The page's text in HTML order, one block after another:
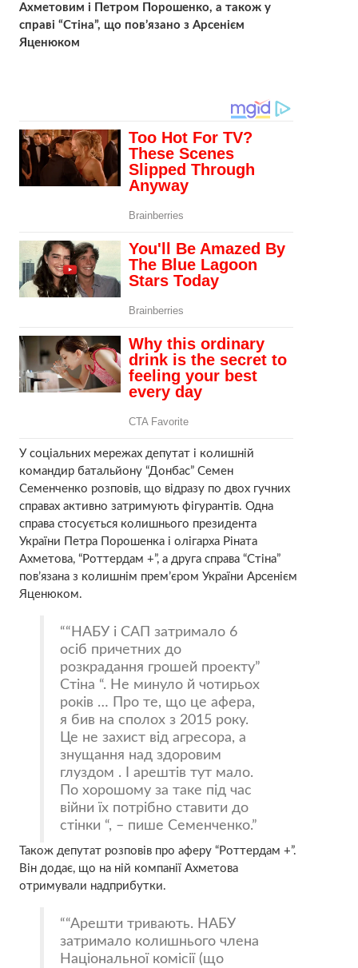
Ахметовим і Петром Порошенко, а також у
справі “Стіна”, що пов’язано з Арсенієм
Яценюком
У соціальних мережах депутат і колишній
командир батальйону “Донбас” Семен
Семенченко розповів, що відразу по двох гучних
справах активно затримують фігурантів. Одна
справа стосується колишнього президента
України Петра Порошенка і олігарха Ріната
Ахметова, “Роттердам +”, а друга справа “Стіна”
пов’язана з колишнім прем’єром України Арсенієм
Яценюком.
“НАБУ і САП затримало 6
осіб причетних до
розкрадання грошей проекту”
Стіна “. Не минуло й чотирьох
років … Про те, що це афера,
я бив на сполох з 2015 року.
Це не захист від агресора, а
знущання над здоровим
глуздом . І арештів тут мало.
По хорошому за таке під час
війни їх потрібно ставити до
стінки “, – пише Семенченко.
Також депутат розповів про аферу “Роттердам +”.
Він додає, що на ній компанії Ахметова
отримували надприбутки.
“Арешти тривають. НАБУ
затримало колишнього члена
Національної комісії (що